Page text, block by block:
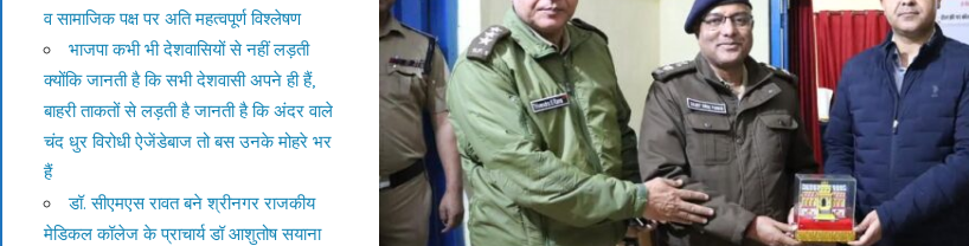
व सामाजिक पक्ष पर अति महत्वपूर्ण विश्लेषण
भाजपा कभी भी देशवासियों से नहीं लड़ती
क्योंकि जानती है कि सभी देशवासी अपने ही हैं,
बाहरी ताकतों से लड़ती है जानती है कि अंदर वाले
चंद धुर विरोधी ऐजेंडेबाज तो बस उनके मोहरे भर
हैं
डॉ. सीएमएस रावत बने श्रीनगर राजकीय
मेडिकल कॉलेज के प्राचार्य डॉ आशुतोष सयाना